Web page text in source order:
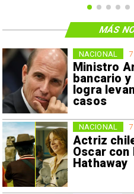
Ministro
bancario
logra
casos
NACIONAL
Actriz
Oscar con
Hathaway
NACIONAL
MÁS